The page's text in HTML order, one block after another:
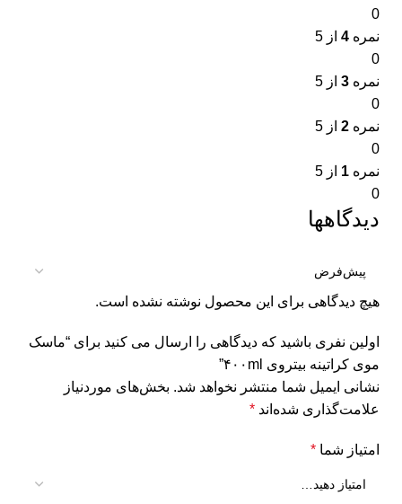
0
نمره 4 از 5
0
نمره 3 از 5
0
نمره 2 از 5
0
نمره 1 از 5
0
دیدگاهها
هیچ دیدگاهی برای این محصول نوشته نشده است.
اولین نفری باشید که دیدگاهی را ارسال می کنید برای “ماسک
موی کراتینه بیتروی ۴۰۰ml”
نشانی ایمیل شما منتشر نخواهد شد. بخش‌های موردنیاز
علامت‌گذاری شده‌اند *
امتیاز شما *